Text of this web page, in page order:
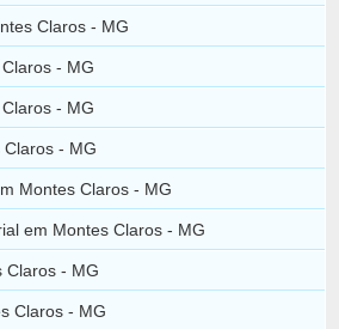
Claros - MG
- MG
- MG
- MG
Montes Claros - MG
em Montes Claros - MG
Claros - MG
Claros - MG